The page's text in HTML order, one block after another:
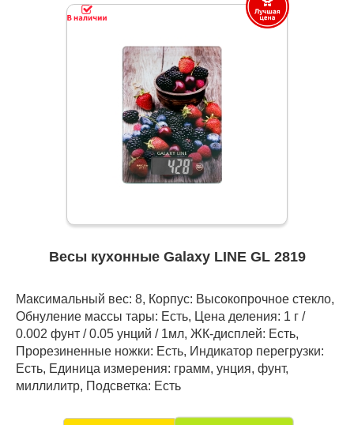
Весы кухонные Galaxy LINE GL 2819
Максимальный вес: 8, Корпус: Высокопрочное стекло,
Обнуление массы тары: Есть, Цена деления: 1 г /
0.002 фунт / 0.05 унций / 1мл, ЖК-дисплей: Есть,
Прорезиненные ножки: Есть, Индикатор перегрузки:
Есть, Единица измерения: грамм, унция, фунт,
миллилитр, Подсветка: Есть